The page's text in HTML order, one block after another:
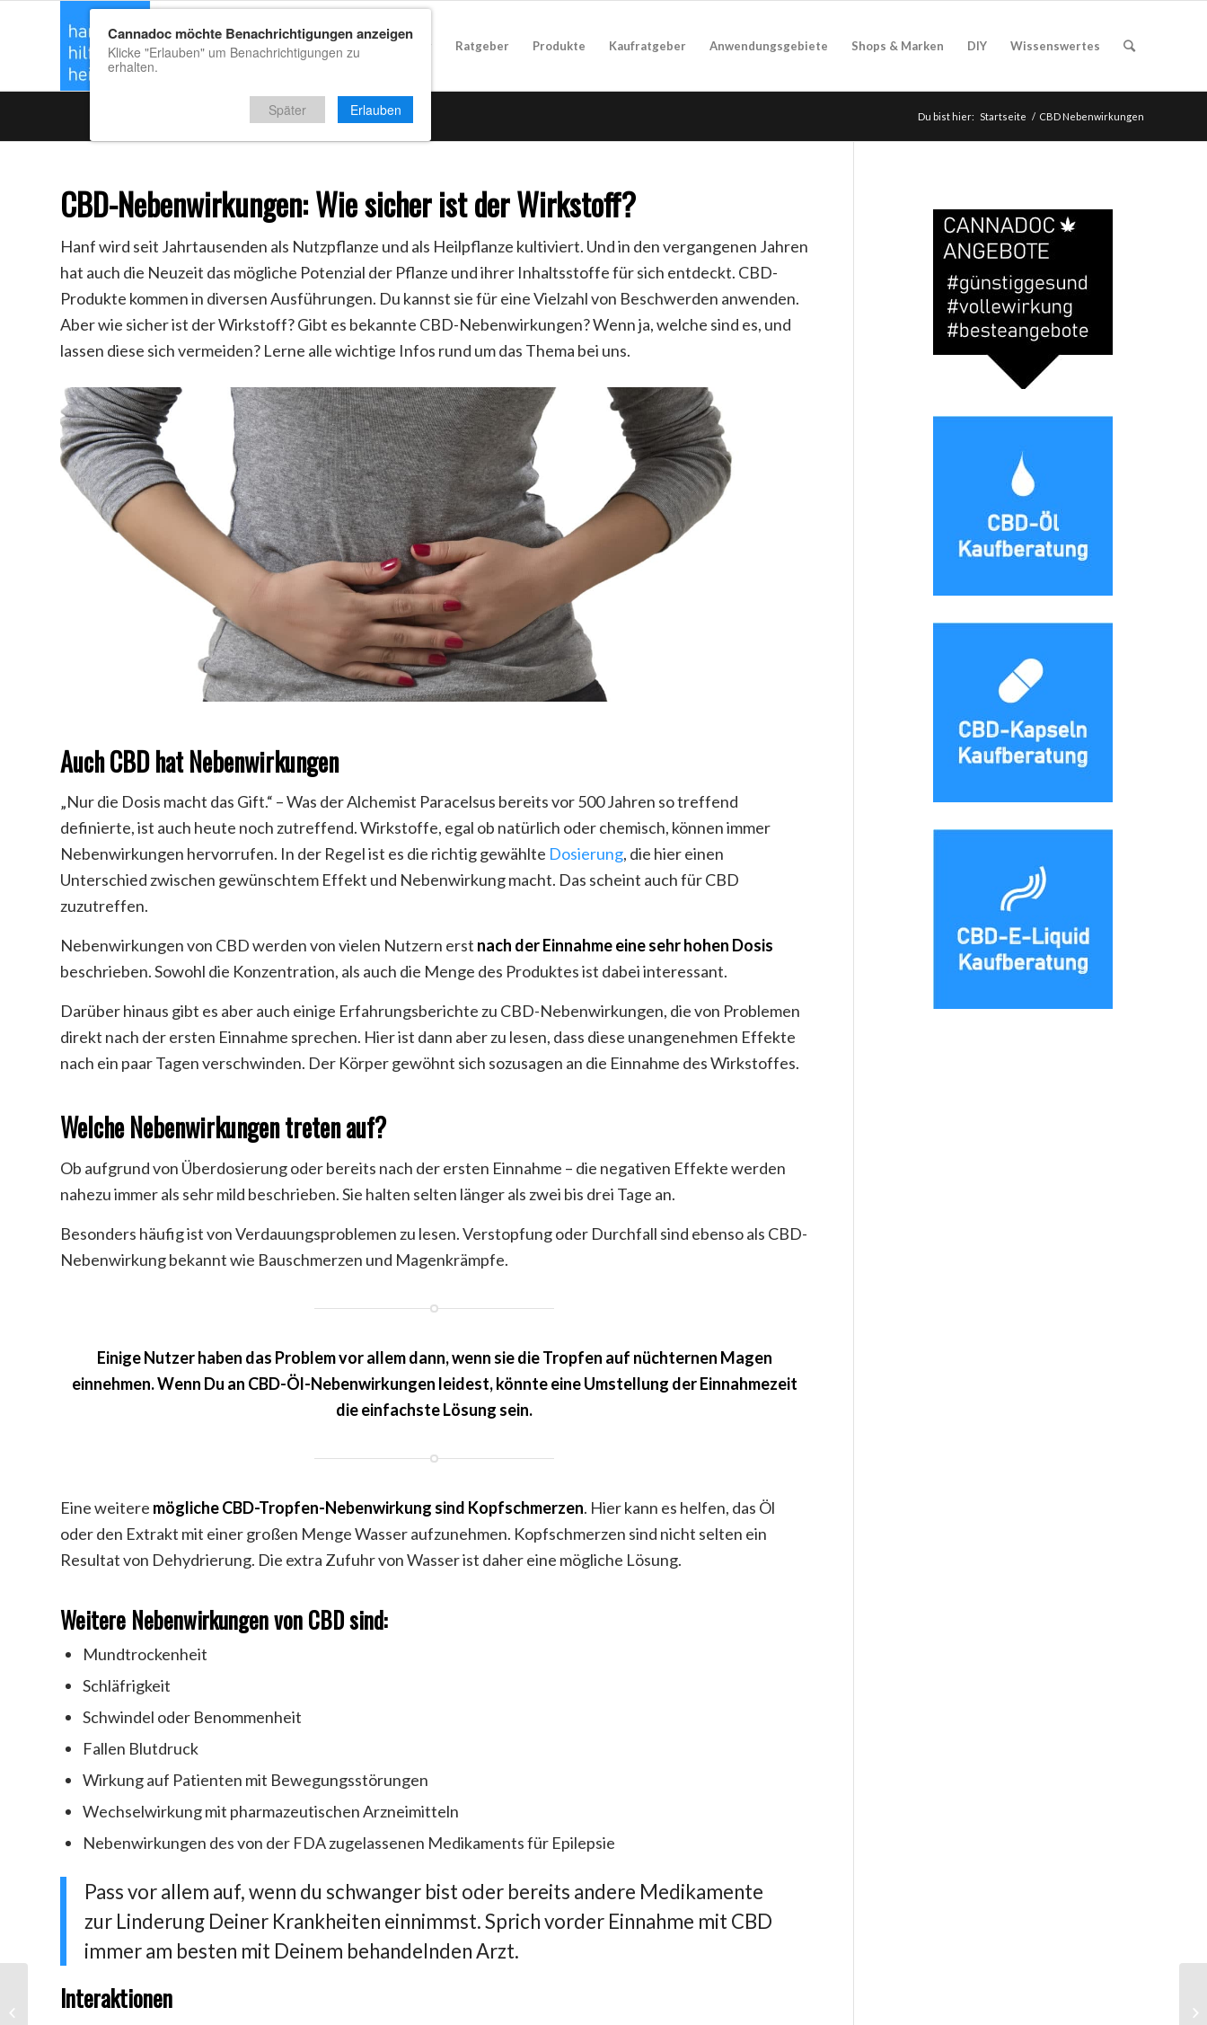
CBD Kaufratgeber Ratgeber Produkte Kaufratgeber Anwendungsgebiete Shops & Marken DIY Wissenswertes
Du bist hier: Startseite / CBD Nebenwirkungen
CBD-Nebenwirkungen: Wie sicher ist der Wirkstoff?
Hanf wird seit Jahrtausenden als Nutzpflanze und als Heilpflanze kultiviert. Und in den vergangenen Jahren
hat auch die Neuzeit das mögliche Potenzial der Pflanze und ihrer Inhaltsstoffe für sich entdeckt. CBD-
Produkte kommen in diversen Ausführungen. Du kannst sie für eine Vielzahl von Beschwerden anwenden.
Aber wie sicher ist der Wirkstoff? Gibt es bekannte CBD-Nebenwirkungen? Wenn ja, welche sind es, und
lassen diese sich vermeiden? Lerne alle wichtige Infos rund um das Thema bei uns.
Auch CBD hat Nebenwirkungen
„Nur die Dosis macht das Gift.“ – Was der Alchemist Paracelsus bereits vor 500 Jahren so treffend
definierte, ist auch heute noch zutreffend. Wirkstoffe, egal ob natürlich oder chemisch, können immer
Nebenwirkungen hervorrufen. In der Regel ist es die richtig gewählte Dosierung, die hier einen
Unterschied zwischen gewünschtem Effekt und Nebenwirkung macht. Das scheint auch für CBD
zuzutreffen.
Nebenwirkungen von CBD werden von vielen Nutzern erst nach der Einnahme eine sehr hohen Dosis
beschrieben. Sowohl die Konzentration, als auch die Menge des Produktes ist dabei interessant.
Darüber hinaus gibt es aber auch einige Erfahrungsberichte zu CBD-Nebenwirkungen, die von Problemen
direkt nach der ersten Einnahme sprechen. Hier ist dann aber zu lesen, dass diese unangenehmen Effekte
nach ein paar Tagen verschwinden. Der Körper gewöhnt sich sozusagen an die Einnahme des Wirkstoffes.
Welche Nebenwirkungen treten auf?
Ob aufgrund von Überdosierung oder bereits nach der ersten Einnahme – die negativen Effekte werden
nahezu immer als sehr mild beschrieben. Sie halten selten länger als zwei bis drei Tage an.
Besonders häufig ist von Verdauungsproblemen zu lesen. Verstopfung oder Durchfall sind ebenso als CBD-
Nebenwirkung bekannt wie Bauschmerzen und Magenkrämpfe.
Einige Nutzer haben das Problem vor allem dann, wenn sie die Tropfen auf nüchternen Magen
einnehmen. Wenn Du an CBD-Öl-Nebenwirkungen leidest, könnte eine Umstellung der Einnahmezeit
die einfachste Lösung sein.
Eine weitere mögliche CBD-Tropfen-Nebenwirkung sind Kopfschmerzen. Hier kann es helfen, das Öl
oder den Extrakt mit einer großen Menge Wasser aufzunehmen. Kopfschmerzen sind nicht selten ein
Resultat von Dehydrierung. Die extra Zufuhr von Wasser ist daher eine mögliche Lösung.
Weitere Nebenwirkungen von CBD sind:
Mundtrockenheit
Schläfrigkeit
Schwindel oder Benommenheit
Fallen Blutdruck
Wirkung auf Patienten mit Bewegungsstörungen
Wechselwirkung mit pharmazeutischen Arzneimitteln
Nebenwirkungen des von der FDA zugelassenen Medikaments für Epilepsie
Pass vor allem auf, wenn du schwanger bist oder bereits andere Medikamente
zur Linderung Deiner Krankheiten einnimmst. Sprich vorder Einnahme mit CBD
immer am besten mit Deinem behandelnden Arzt.
Interaktionen
CBD Bluthochdruck
Cannadoc möchte Benachrichtigungen anzeigen
Klicke "Erlauben" um Benachrichtigungen zu
erhalten.
Später Erlauben